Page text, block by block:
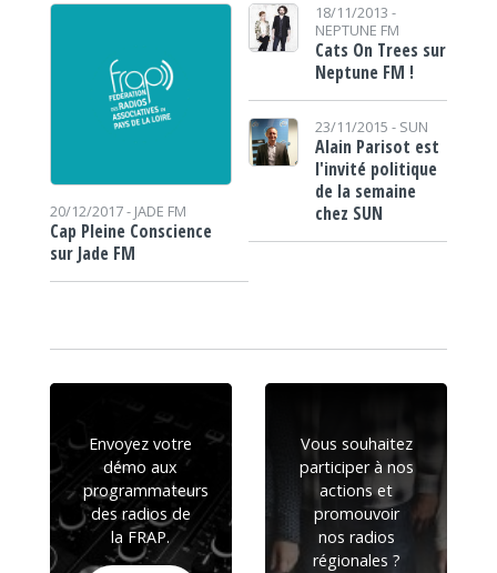
20/12/2017 - JADE FM
Cap Pleine Conscience
sur Jade FM
18/11/2013 -
NEPTUNE FM
Cats On Trees sur
Neptune FM !
23/11/2015 - SUN
Alain Parisot est
l'invité politique
de la semaine
chez SUN
Envoyez votre
démo aux
programmateurs
des radios de
la FRAP.
Vous souhaitez
participer à nos
actions et
promouvoir
nos radios
régionales ?